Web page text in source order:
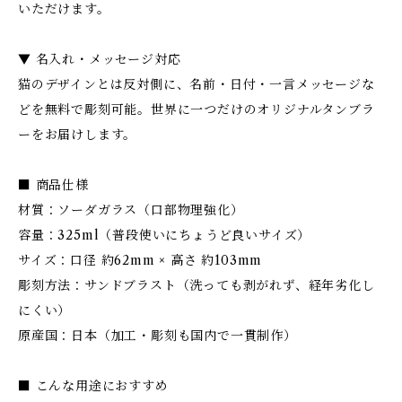
いただけます。
▼ 名入れ・メッセージ対応
猫のデザインとは反対側に、名前・日付・一言メッセージな
どを無料で彫刻可能。世界に一つだけのオリジナルタンブラ
ーをお届けします。
■ 商品仕様
材質：ソーダガラス（口部物理強化）
容量：325ml（普段使いにちょうど良いサイズ）
サイズ：口径 約62mm × 高さ 約103mm
彫刻方法：サンドブラスト（洗っても剥がれず、経年劣化し
にくい）
原産国：日本（加工・彫刻も国内で一貫制作）
■ こんな用途におすすめ